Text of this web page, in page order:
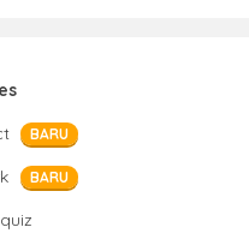
BARU
BARU